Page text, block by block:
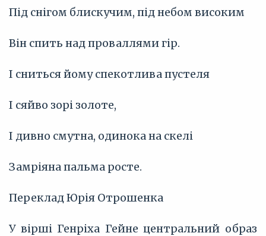
Під снігом блискучим, під небом високим
Він спить над проваллями гір.
І сниться йому спекотлива пустеля
І сяйво зорі золоте,
І дивно смутна, одинока на скелі
Замріяна пальма росте.
Переклад Юрія Отрошенка
У вірші Генріха Гейне центральний образ